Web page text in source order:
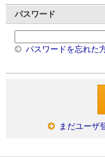
パスワード
パスワードを忘れた
まだユーザ